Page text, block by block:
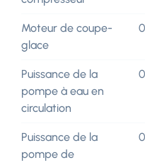
Moteur de coupe-
glace
Puissance de la
pompe à eau en
circulation
Puissance de la
pompe de